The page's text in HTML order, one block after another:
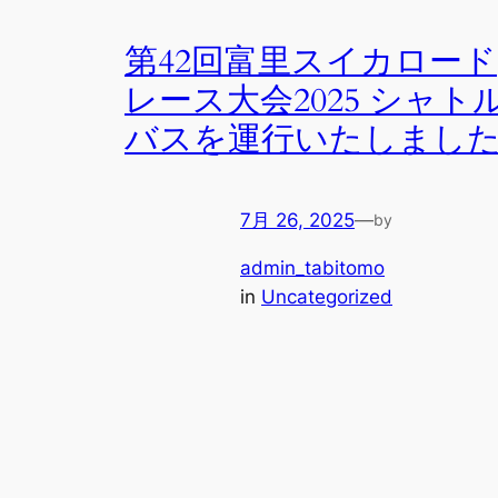
第42回富里スイカロード
レース大会2025 シャト
バスを運行いたしまし
7月 26, 2025—by
admin_tabitomo
in Uncategorized